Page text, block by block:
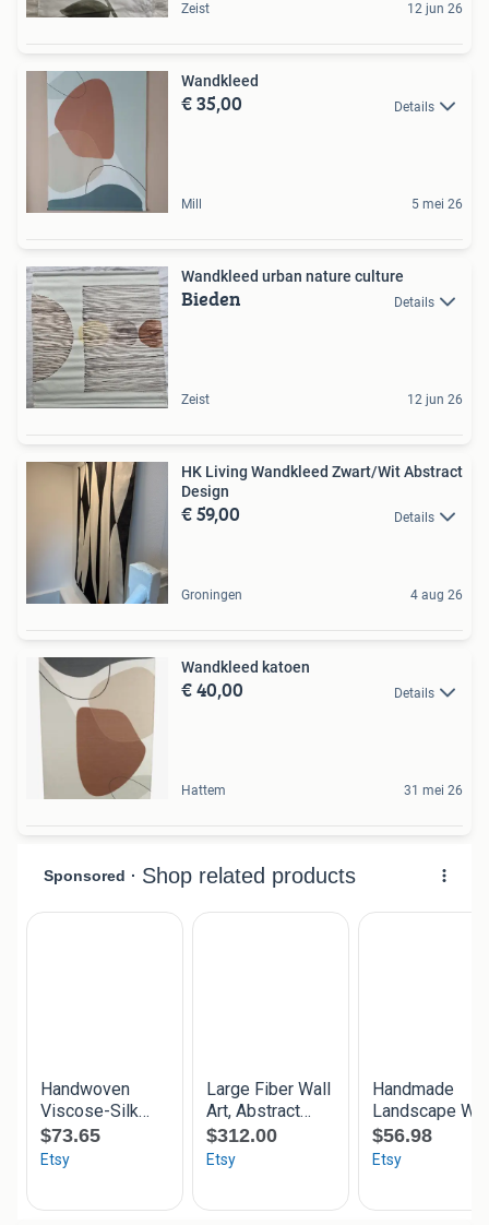
Zeist 12 jun 26
Wandkleed
€ 35,00 Details
Mill 5 mei 26
Wandkleed urban nature culture
Bieden Details
Zeist 12 jun 26
HK Living Wandkleed Zwart/Wit Abstract
Design
€ 59,00 Details
Groningen 4 aug 26
Wandkleed katoen
€ 40,00 Details
Hattem 31 mei 26